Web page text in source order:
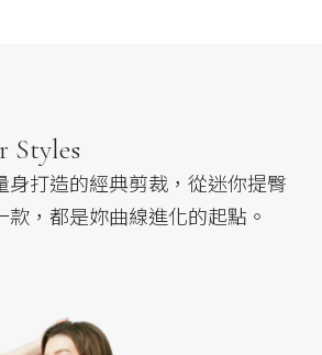
Styles
打造的經典剪裁， 從迷你提臀
款，都是妳曲線進化的起點。